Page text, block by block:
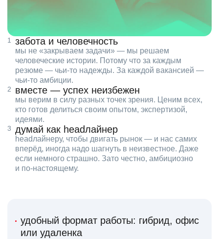
забота и человечность
мы не «закрываем задачи» — мы решаем
человеческие истории. Потому что за каждым
резюме — чьи‑то надежды. За каждой вакансией —
чьи‑то амбиции.
вместе — успех неизбежен
мы верим в силу разных точек зрения. Ценим всех,
кто готов делиться своим опытом, экспертизой,
идеями.
думай как headлайнер
headлайнеру, чтобы двигать рынок — и нас самих
вперёд, иногда надо шагнуть в неизвестное. Даже
если немного страшно. Зато честно, амбициозно
и по‑настоящему.
удобный формат работы: гибрид, офис
или удаленка